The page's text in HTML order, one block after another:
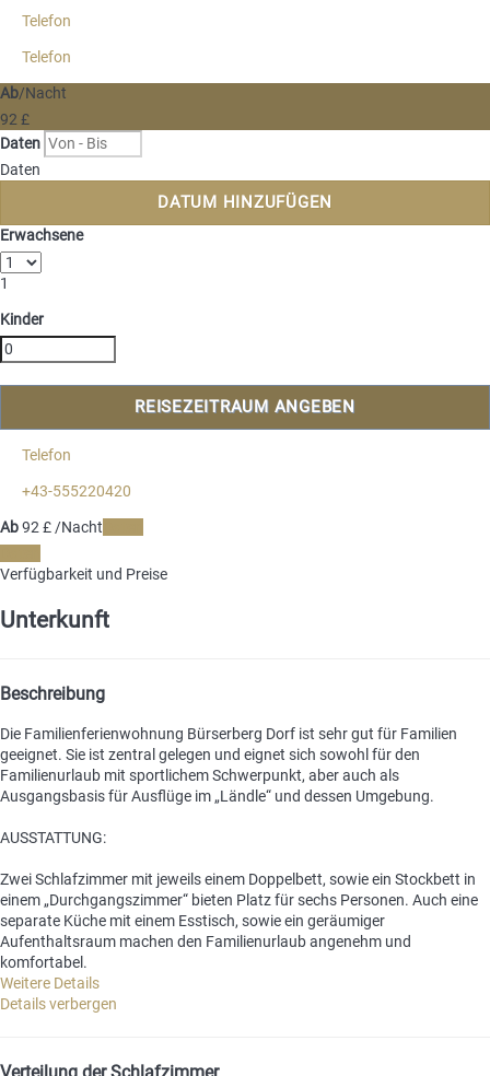
Telefon
Telefon
Ab/Nacht
92£
Daten
Daten
DATUM HINZUFÜGEN
Erwachsene
1
Kinder
REISEZEITRAUM ANGEBEN
Telefon
+43-555220420
Ab92£/Nacht
Verfügbarkeit und Preise
Unterkunft
Beschreibung
Die Familienferienwohnung Bürserberg Dorf ist sehr gut für Familien
geeignet. Sie ist zentral gelegen und eignet sich sowohl für den
Familienurlaub mit sportlichem Schwerpunkt, aber auch als
Ausgangsbasis für Ausflüge im „Ländle“ und dessen Umgebung.
AUSSTATTUNG:
Zwei Schlafzimmer mit jeweils einem Doppelbett, sowie ein Stockbett in
einem „Durchgangszimmer“ bieten Platz für sechs Personen. Auch eine
separate Küche mit einem Esstisch, sowie ein geräumiger
Aufenthaltsraum machen den Familienurlaub angenehm und
komfortabel.
Weitere Details
Details verbergen